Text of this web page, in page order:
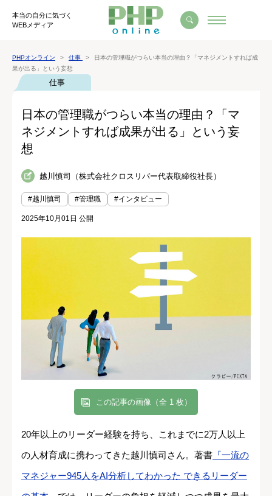
本当の自分に気づく
WEBメディア
PHPオンライン 仕事
日本の管理職がつらい本当の理由？「マネジメントすれば成
果が出る」という妄想
仕事
日本の管理職がつらい本当の理由？「マ
ネジメントすれば成果が出る」という妄
想
越川慎司（株式会社クロスリバー代表取締役社長）
#越川慎司 #管理職 #インタビュー
2025年10月01日 公開
この記事の画像（全 1 枚）
20年以上のリーダー経験を持ち、これまでに2万人以上
の人材育成に携わってきた越川慎司さん。著書 『一流の
マネジャー945人をAI分析してわかった できるリーダー